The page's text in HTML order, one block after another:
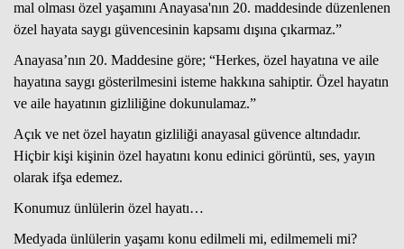
mal olması özel yaşamını Anayasa'nın 20. maddesinde düzenlenen
özel hayata saygı güvencesinin kapsamı dışına çıkarmaz.”
Anayasa’nın 20. Maddesine göre; “Herkes, özel hayatına ve aile
hayatına saygı gösterilmesini isteme hakkına sahiptir. Özel hayatın
ve aile hayatının gizliliğine dokunulamaz.”
Açık ve net özel hayatın gizliliği anayasal güvence altındadır.
Hiçbir kişi kişinin özel hayatını konu edinici görüntü, ses, yayın
olarak ifşa edemez.
Konumuz ünlülerin özel hayatı…
Medyada ünlülerin yaşamı konu edilmeli mi, edilmemeli mi?